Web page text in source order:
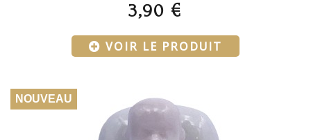
3,90 €
VOIR LE PRODUIT
NOUVEAU